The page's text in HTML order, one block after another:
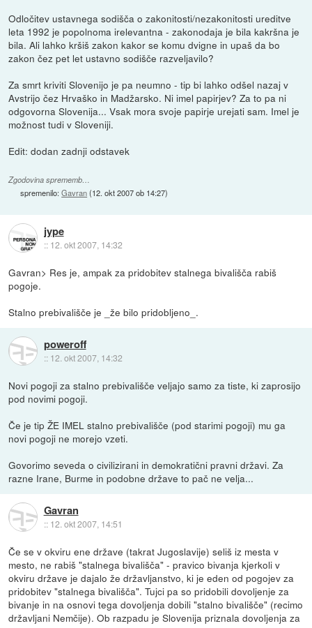
Odločitev ustavnega sodišča o zakonitosti/nezakonitosti ureditve
leta 1992 je popolnoma irelevantna - zakonodaja je bila kakršna je
bila. Ali lahko kršiš zakon kakor se komu dvigne in upaš da bo
zakon čez pet let ustavno sodišče razveljavilo?
Za smrt kriviti Slovenijo je pa neumno - tip bi lahko odšel nazaj v
Avstrijo čez Hrvaško in Madžarsko. Ni imel papirjev? Za to pa ni
odgovorna Slovenija... Vsak mora svoje papirje urejati sam. Imel je
možnost tudi v Sloveniji.
Edit: dodan zadnji odstavek
Zgodovina sprememb…
spremenilo:Gavran(12. okt 2007 ob 14:27)
jype
:: 12. okt 2007, 14:32
Gavran> Res je, ampak za pridobitev stalnega bivališča rabiš
pogoje.
Stalno prebivališče je _že bilo pridobljeno_.
poweroff
:: 12. okt 2007, 14:32
Novi pogoji za stalno prebivališče veljajo samo za tiste, ki zaprosijo
pod novimi pogoji.
Če je tip ŽE IMEL stalno prebivališče (pod starimi pogoji) mu ga
novi pogoji ne morejo vzeti.
Govorimo seveda o civilizirani in demokratični pravni državi. Za
razne Irane, Burme in podobne države to pač ne velja...
Gavran
:: 12. okt 2007, 14:51
Če se v okviru ene države (takrat Jugoslavije) seliš iz mesta v
mesto, ne rabiš "stalnega bivališča" - pravico bivanja kjerkoli v
okviru države je dajalo že državljanstvo, ki je eden od pogojev za
pridobitev "stalnega bivališča". Tujci pa so pridobili dovoljenje za
bivanje in na osnovi tega dovoljenja dobili "stalno bivališče" (recimo
državljani Nemčije). Ob razpadu je Slovenija priznala dovoljenja za